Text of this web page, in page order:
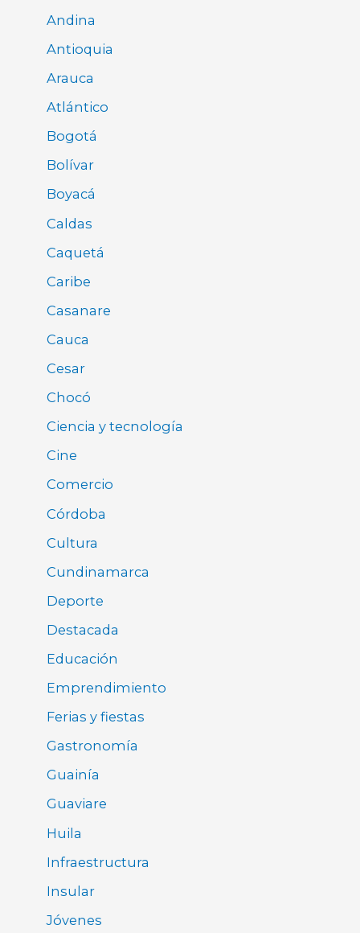
Andina
Antioquia
Arauca
Atlántico
Bogotá
Bolívar
Boyacá
Caldas
Caquetá
Caribe
Casanare
Cauca
Cesar
Chocó
Ciencia y tecnología
Cine
Comercio
Córdoba
Cultura
Cundinamarca
Deporte
Destacada
Educación
Emprendimiento
Ferias y fiestas
Gastronomía
Guainía
Guaviare
Huila
Infraestructura
Insular
Jóvenes